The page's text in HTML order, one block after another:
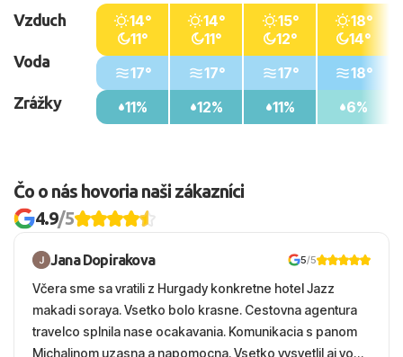
Vzduch
Voda
Zrážky
14°
11°
17°
11%
14°
11°
17°
12%
15°
12°
17°
11%
18°
14°
18°
6%
Čo o nás hovoria naši zákazníci
4.9/5
Jana Dopirakova 5/5
Včera sme sa vratili z Hurgady konkretne hotel Jazz
makadi soraya. Vsetko bolo krasne. Cestovna agentura
travelco splnila nase ocakavania. Komunikacia s panom
Michalinom uzasna a napomocna. Vsetko vysvetlil aj vo